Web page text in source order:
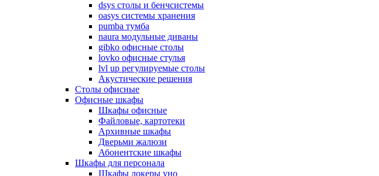
dsys столы и бенчсистемы
oasys системы хранения
pumba тумба
naura модульные диваны
gibko офисные столы
lovko офисные стулья
lvl up регулируемые столы
Акустические решения
Столы офисные
Офисные шкафы
Шкафы офисные
Файловые, картотеки
Архивные шкафы
Дверьми жалюзи
Абонентские шкафы
Шкафы для персонала
Шкафы локеры уно